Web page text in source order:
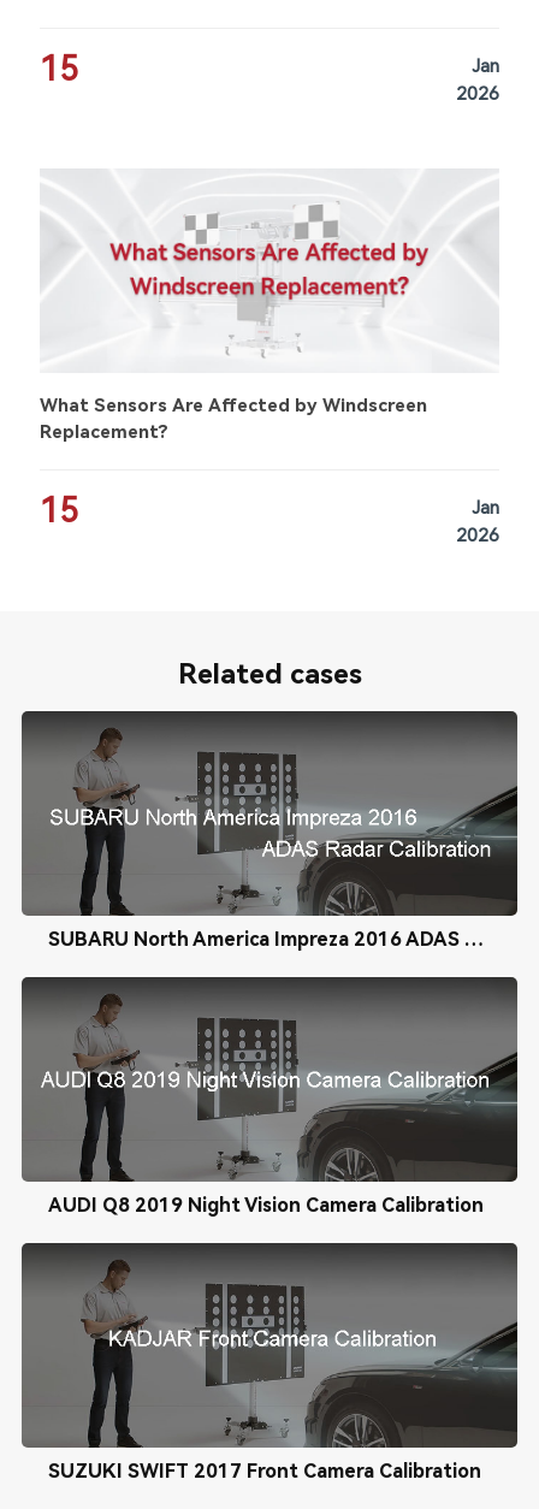
15
Jan
2026
What Sensors Are Affected by Windscreen
Replacement?
15
Jan
2026
Related cases
SUBARU North America Impreza 2016 ADAS Radar Calibration
AUDI Q8 2019 Night Vision Camera Calibration
SUZUKI SWIFT 2017 Front Camera Calibration